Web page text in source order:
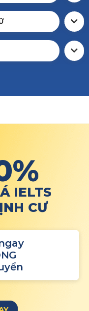
IELTS
CƯ